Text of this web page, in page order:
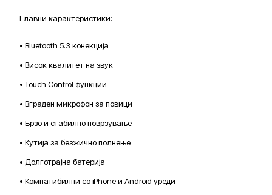
Главни карактеристики:
• Bluetooth 5.3 конекција
• Висок квалитет на звук
• Touch Control функции
• Вграден микрофон за повици
• Брзо и стабилно поврзување
• Кутија за безжично полнење
• Долготрајна батерија
• Компатибилни со iPhone и Android уреди